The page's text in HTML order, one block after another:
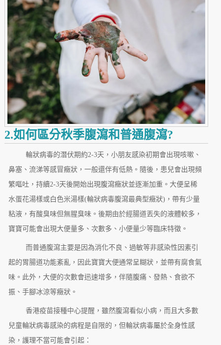
2.如何區分秋季腹瀉和普通腹瀉?
輪狀病毒的潛伏期約2-3天，小朋友感染初期會出現咳嗽、
鼻塞、流涕等感冒癥狀，一般還伴有低熱。隨後，患兒會出現頻
繁嘔吐，持續2-3天後開始出現腹瀉癥狀並逐漸加重。大便呈稀
水蛋花湯樣或白色米湯樣(輪狀病毒腹瀉最典型癥狀)，帶有少量
粘液，有酸臭味但無腥臭味。後期由於經腸道丟失的液體較多，
寶寶可能會出現大便量多、次數多、小便量少等臨床特徵。
而普通腹瀉主要是因為消化不良、過敏等非感染性因素引
起的胃腸道功能紊亂，因此寶寶大便通常呈糊狀，並帶有腐食氣
味。此外，大便的次數會迅速增多，伴隨腹痛、發熱、食欲不
振、手腳冰涼等癥狀。
香港疫苗接種中心提醒，雖然腹瀉看似小病，而且大多數
兒童輪狀病毒感染的病程是自限的，但輪狀病毒屬於全身性感
染，護理不當可能會引起：